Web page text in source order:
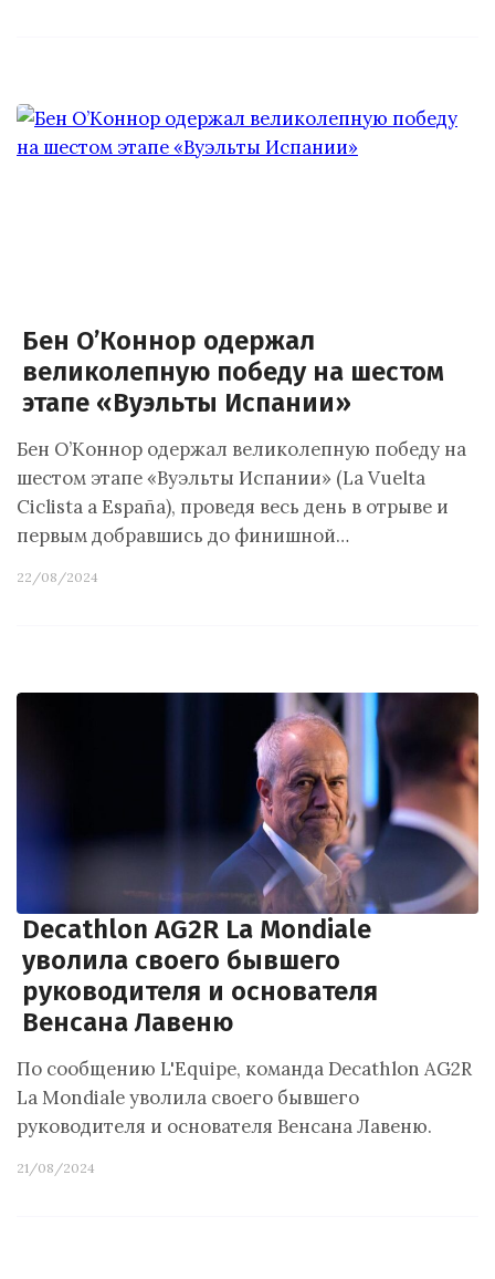
Бен О’Коннор одержал
великолепную победу на шестом
этапе «Вуэльты Испании»
Бен О’Коннор одержал великолепную победу на
шестом этапе «Вуэльты Испании» (La Vuelta
Ciclista a España), проведя весь день в отрыве и
первым добравшись до финишной…
22/08/2024
Decathlon AG2R La Mondiale
уволила своего бывшего
руководителя и основателя
Венсана Лавеню
По сообщению L'Equipe, команда Decathlon AG2R
La Mondiale уволила своего бывшего
руководителя и основателя Венсана Лавеню.
21/08/2024